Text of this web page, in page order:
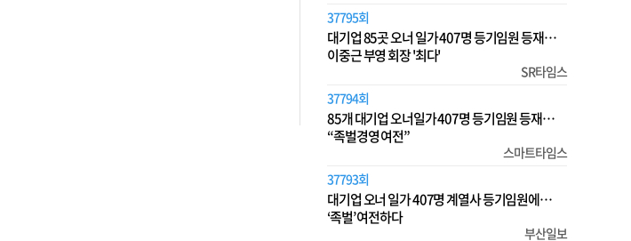
37795회
대기업 85곳 오너 일가 407명 등기임원 등재…
이중근 부영 회장 '최다'
SR타임스
37794회
85개 대기업 오너일가 407명 등기임원 등재…
“족벌경영 여전”
스마트타임스
37793회
대기업 오너 일가 407명 계열사 등기임원에…
‘족벌’ 여전하다
부산일보